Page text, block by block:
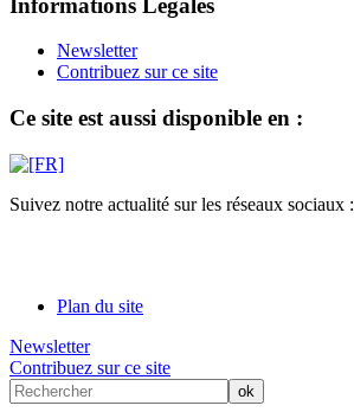
Newsletter
Contribuez sur ce site
Ce site est aussi disponible en :
Suivez notre actualité sur les réseaux sociaux :
Plan du site
Newsletter
Contribuez sur ce site